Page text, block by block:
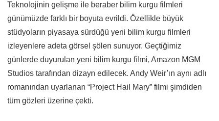
Teknolojinin gelişme ile beraber bilim kurgu filmleri
günümüzde farklı bir boyuta evrildi. Özellikle büyük
stüdyoların piyasaya sürdüğü yeni bilim kurgu filmleri
izleyenlere adeta görsel şölen sunuyor. Geçtiğimiz
günlerde duyurulan yeni bilim kurgu filmi, Amazon MGM
Studios tarafından dizayn edilecek. Andy Weir’ın aynı adlı
romanından uyarlanan “Project Hail Mary” filmi şimdiden
tüm gözleri üzerine çekti.